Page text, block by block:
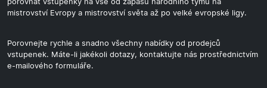
mistrovství Evropy a mistrovství světa až po velké evropské ligy.
Porovnejte rychle a snadno všechny nabídky od prodejců
vstupenek. Máte-li jakékoli dotazy, kontaktujte nás prostřednictvím
e-mailového formuláře.